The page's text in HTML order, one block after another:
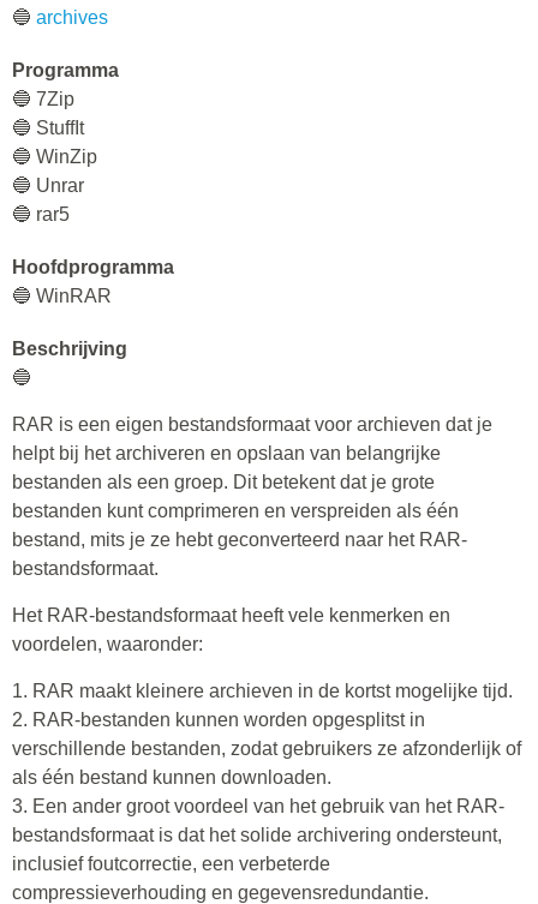
🔵 archives
Programma
🔵 7Zip
🔵 StuffIt
🔵 WinZip
🔵 Unrar
🔵 rar5
Hoofdprogramma
🔵 WinRAR
Beschrijving
🔵
RAR is een eigen bestandsformaat voor archieven dat je
helpt bij het archiveren en opslaan van belangrijke
bestanden als een groep. Dit betekent dat je grote
bestanden kunt comprimeren en verspreiden als één
bestand, mits je ze hebt geconverteerd naar het RAR-
bestandsformaat.
Het RAR-bestandsformaat heeft vele kenmerken en
voordelen, waaronder:
1. RAR maakt kleinere archieven in de kortst mogelijke tijd.
2. RAR-bestanden kunnen worden opgesplitst in
verschillende bestanden, zodat gebruikers ze afzonderlijk of
als één bestand kunnen downloaden.
3. Een ander groot voordeel van het gebruik van het RAR-
bestandsformaat is dat het solide archivering ondersteunt,
inclusief foutcorrectie, een verbeterde
compressieverhouding en gegevensredundantie.